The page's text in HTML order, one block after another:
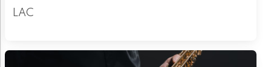
LAC